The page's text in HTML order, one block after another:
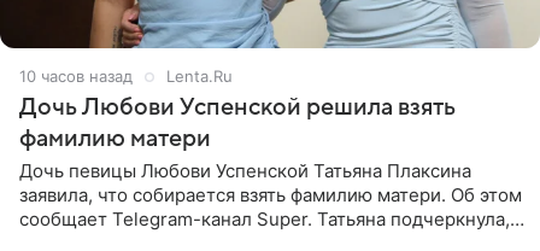
10 часов назад Lenta.Ru
Дочь Любови Успенской решила взять
фамилию матери
Дочь певицы Любови Успенской Татьяна Плаксина
заявила, что собирается взять фамилию матери. Об этом
сообщает Telegram-канал Super. Татьяна подчеркнула,